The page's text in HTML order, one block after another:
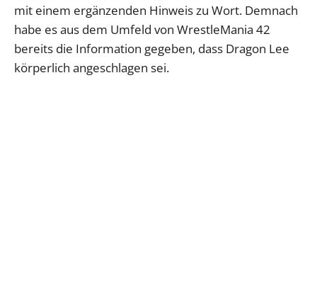
mit einem ergänzenden Hinweis zu Wort. Demnach
habe es aus dem Umfeld von WrestleMania 42
bereits die Information gegeben, dass Dragon Lee
körperlich angeschlagen sei.